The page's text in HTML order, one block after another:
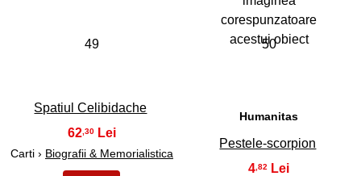
49
Spatiul Celibidache
62 ,30
Carti › Biografii & Memorialistica
50
Humanitas
Pestele-scorpion
4 ,82